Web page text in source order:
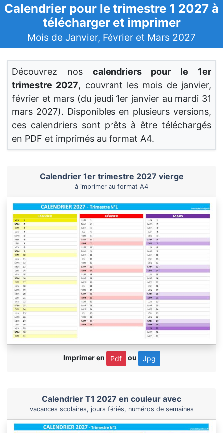
Calendrier pour le trimestre 1 2027 à
télécharger et imprimer
Mois de Janvier, Février et Mars 2027
Découvrez nos calendriers pour le 1er
trimestre 2027, couvrant les mois de janvier,
février et mars (du jeudi 1er janvier au mardi 31
mars 2027). Disponibles en plusieurs versions,
ces calendriers sont prêts à être téléchargés
en PDF et imprimés au format A4.
Calendrier 1er trimestre 2027 vierge
à imprimer au format A4
Imprimer en Pdf ou Jpg
Calendrier T1 2027 en couleur avec
vacances scolaires, jours fériés, numéros de semaines